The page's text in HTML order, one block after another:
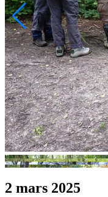
2 mars 2025